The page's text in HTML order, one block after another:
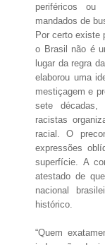
periféricos ou
mandados de
Por certo existe
o Brasil não é
lugar da regra
elaborou uma
mestiçagem e
sete décadas,
racistas
racial. O
expressões
superfície. A
atestado de
nacional
histórico.
“Quem